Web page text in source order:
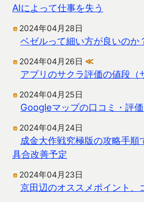
AIによって仕事を失う
2024年04月28日
ベゼルって細い方が良いのか
2024年04月26日 ≪
アプリのサクラ評価の値段（
2024年04月25日
Googleマップの口コミ・評
2024年04月24日
成金大作戦究極版の攻略手順
具合改善予定
2024年04月23日
京田辺のオススメポイント、